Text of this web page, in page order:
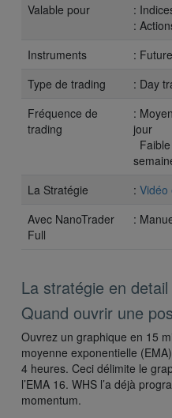
Valable pour
:
:
Instruments
:
Type de trading
: Day
Fréquence de
trading
:
jour
La Stratégie
: Vidéo
Avec NanoTrader
Full
:
La stratégie en detail
Quand ouvrir une
Ouvrez un graphique en 15
moyenne exponentielle
4 heures. Ceci délimite le
l’EMA 16. WHS l’a déjà
momentum.